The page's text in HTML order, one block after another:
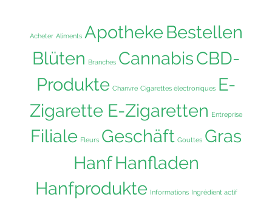
Acheter Aliments ApothekeBestellen
Blüten
Branches CannabisCBD-
Produkte Chanvre Cigarettes électroniques E-
Zigarette E-Zigaretten
Entreprise
Filiale Fleurs Geschäft Gouttes Gras
HanfHanfladen
Hanfprodukte Informations Ingrédient actif